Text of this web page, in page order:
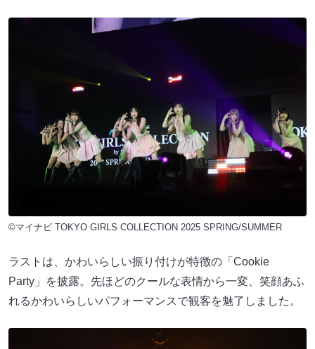
©マイナビ TOKYO GIRLS COLLECTION 2025 SPRING/SUMMER
ラストは、かわいらしい振り付けが特徴の「Cookie
Party」を披露。先ほどのクールな表情から一変、笑顔あふ
れるかわいらしいパフォーマンスで観客を魅了しました。